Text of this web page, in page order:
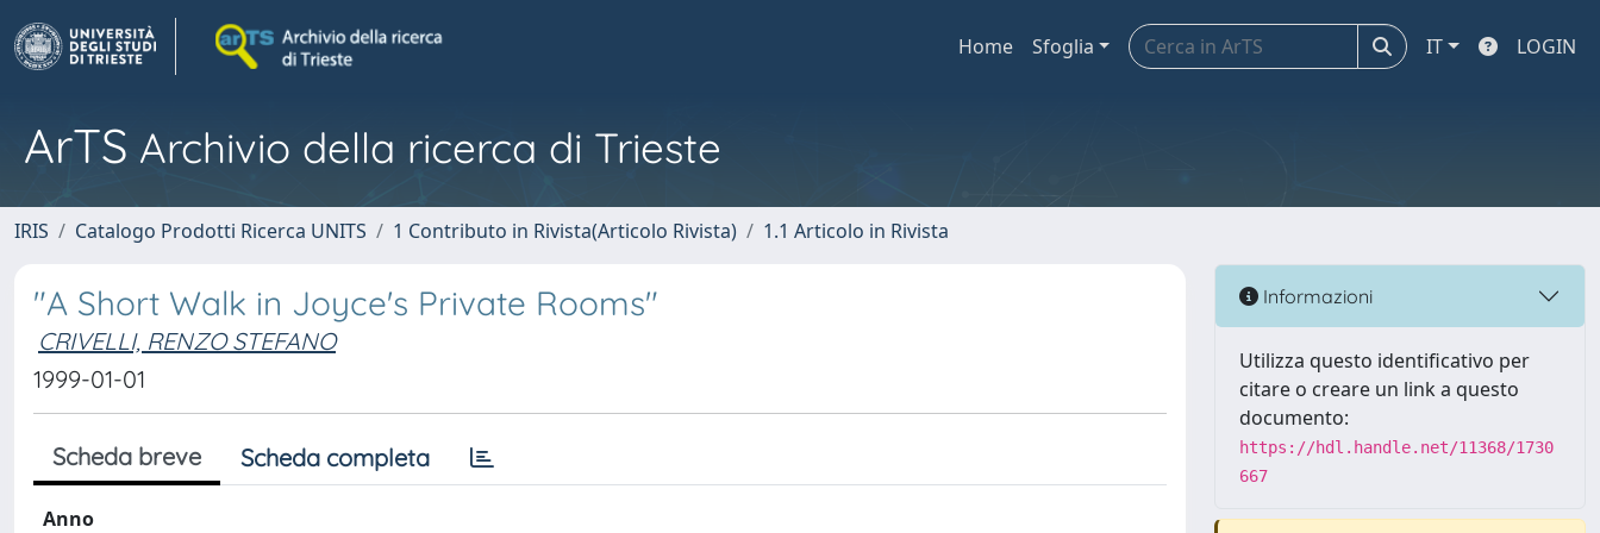
Home Sfoglia IT LOGIN
ArTS Archivio della ricerca di Trieste
IRIS Catalogo Prodotti Ricerca UNITS 1 Contributo in Rivista(Articolo Rivista) 1.1 Articolo in Rivista
"A Short Walk in Joyce's Private Rooms"
CRIVELLI, RENZO STEFANO
1999-01-01
Scheda breve Scheda completa
Anno
Informazioni
Utilizza questo identificativo per
citare o creare un link a questo
documento:
https://hdl.handle.net/11368/1730
667